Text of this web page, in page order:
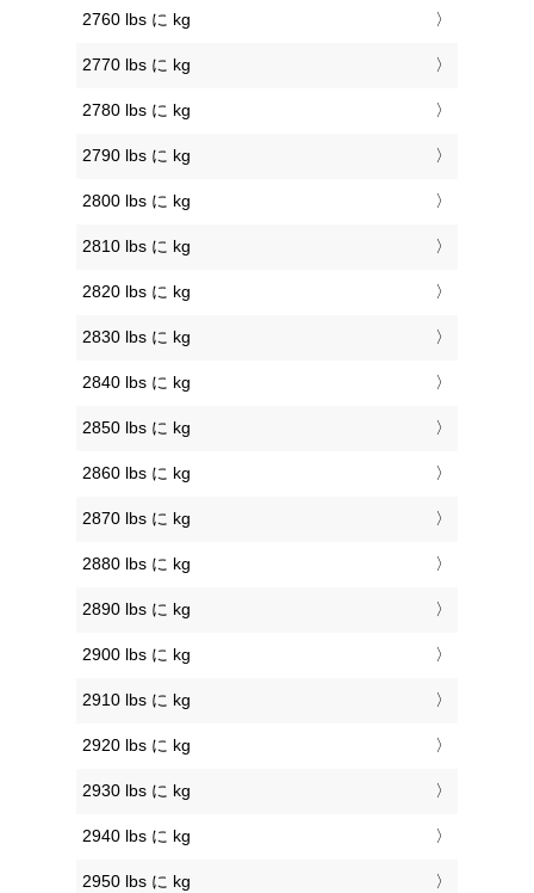
2760 lbs に kg
2770 lbs に kg
2780 lbs に kg
2790 lbs に kg
2800 lbs に kg
2810 lbs に kg
2820 lbs に kg
2830 lbs に kg
2840 lbs に kg
2850 lbs に kg
2860 lbs に kg
2870 lbs に kg
2880 lbs に kg
2890 lbs に kg
2900 lbs に kg
2910 lbs に kg
2920 lbs に kg
2930 lbs に kg
2940 lbs に kg
2950 lbs に kg